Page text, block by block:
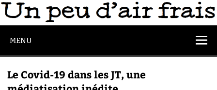
MENU
Le Covid-19 dans les JT, une